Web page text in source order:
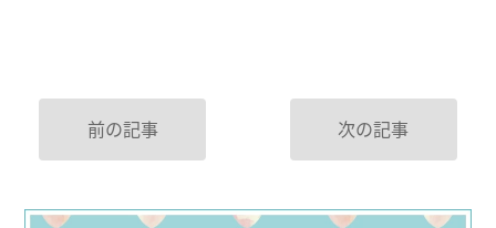
前の記事 次の記事